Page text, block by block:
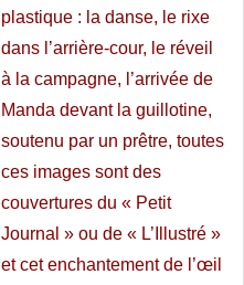
plastique : la danse, le rixe
dans l’arrière-cour, le réveil
à la campagne, l’arrivée de
Manda devant la guillotine,
soutenu par un prêtre, toutes
ces images sont des
couvertures du « Petit
Journal » ou de « L’Illustré »
et cet enchantement de l’œil